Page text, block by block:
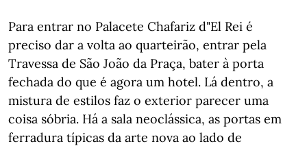
Para entrar no Palacete Chafariz d"El Rei é
preciso dar a volta ao quarteirão, entrar pela
Travessa de São João da Praça, bater à porta
fechada do que é agora um hotel. Lá dentro, a
mistura de estilos faz o exterior parecer uma
coisa sóbria. Há a sala neoclássica, as portas em
ferradura típicas da arte nova ao lado de